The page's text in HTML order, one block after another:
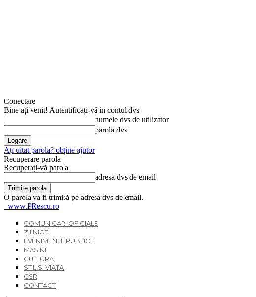
Conectare
Bine ați venit! Autentificați-vă in contul dvs
numele dvs de utilizator
parola dvs
Ați uitat parola? obține ajutor
Recuperare parola
Recuperați-vă parola
adresa dvs de email
O parola va fi trimisă pe adresa dvs de email.
www.PRescu.ro
COMUNICARI OFICIALE
ZILNICE
EVENIMENTE PUBLICE
MASINI
CULTURA
STIL SI VIATA
CSR
CONTACT